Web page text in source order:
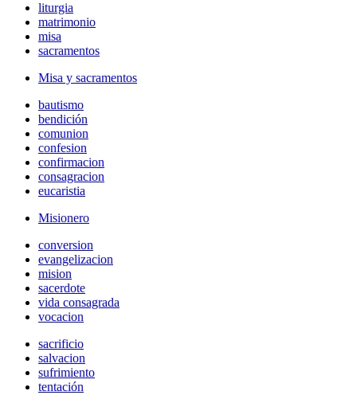
liturgia
matrimonio
misa
sacramentos
Misa y sacramentos
bautismo
bendición
comunion
confesion
confirmacion
consagracion
eucaristia
Misionero
conversion
evangelizacion
mision
sacerdote
vida consagrada
vocacion
sacrificio
salvacion
sufrimiento
tentación